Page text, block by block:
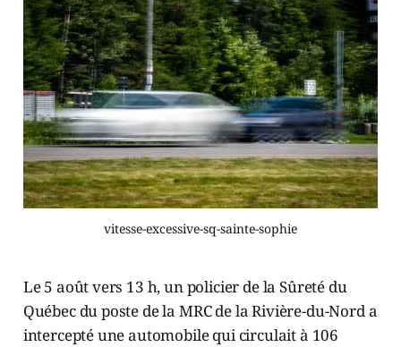
vitesse-excessive-sq-sainte-sophie
Le 5 août vers 13 h, un policier de la Sûreté du
Québec du poste de la MRC de la Rivière-du-Nord a
intercepté une automobile qui circulait à 106